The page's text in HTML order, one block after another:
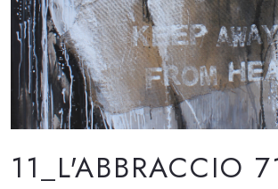
11_L'ABBRACCIO